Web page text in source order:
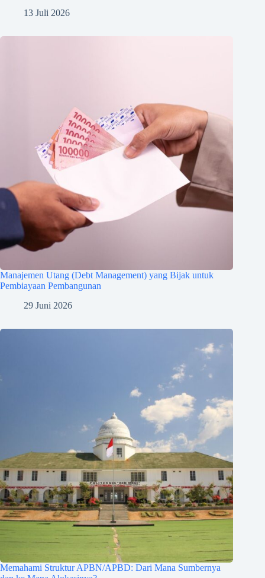
13 Juli 2026
Manajemen Utang (Debt Management) yang Bijak untuk
Pembiayaan Pembangunan
29 Juni 2026
Memahami Struktur APBN/APBD: Dari Mana Sumbernya